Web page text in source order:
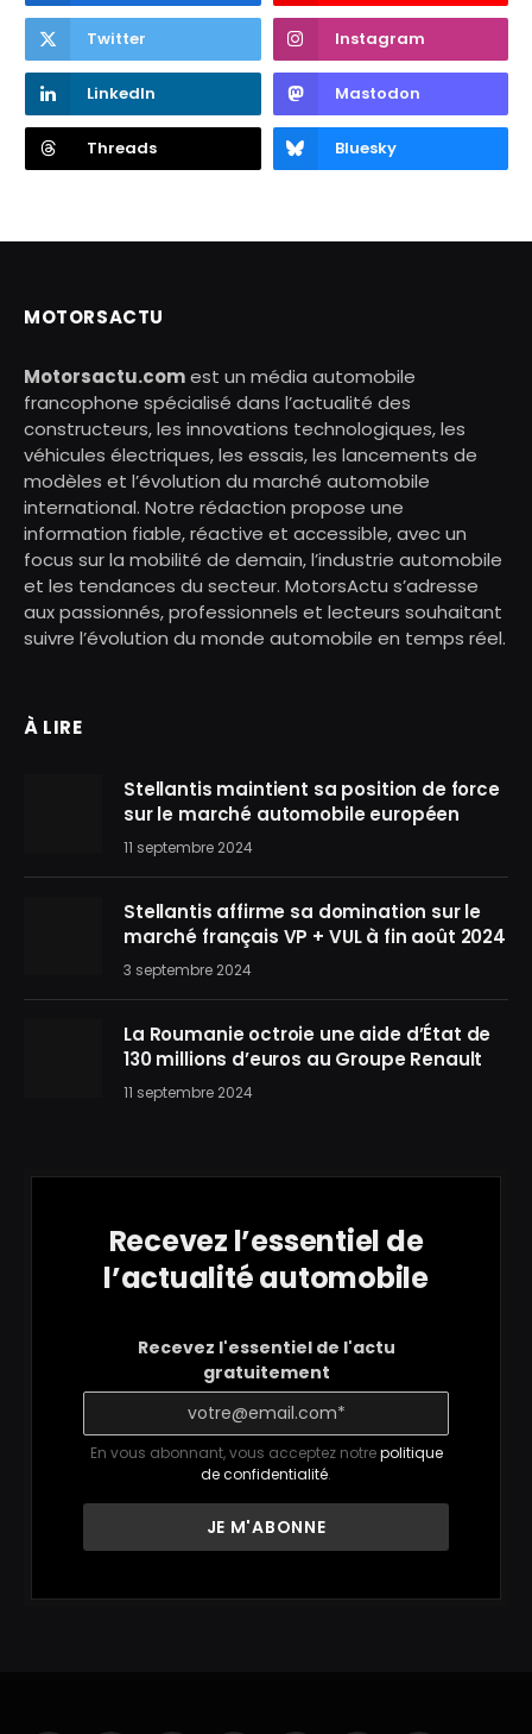
Twitter Instagram
LinkedIn Mastodon
Threads Bluesky
MOTORSACTU
Motorsactu.comest un média automobile
francophone spécialisé dans l’actualité des
constructeurs, les innovations technologiques, les
véhicules électriques, les essais, les lancements de
modèles et l’évolution du marché automobile
international. Notre rédaction propose une
information fiable, réactive et accessible, avec un
focus sur la mobilité de demain, l’industrie automobile
et les tendances du secteur. MotorsActu s’adresse
aux passionnés, professionnels et lecteurs souhaitant
suivre l’évolution du monde automobile en temps réel.
À LIRE
Stellantis maintient sa position de force
sur le marché automobile européen
11 septembre 2024
Stellantis affirme sa domination sur le
marché français VP + VUL à fin août 2024
3 septembre 2024
La Roumanie octroie une aide d’État de
130 millions d’euros au Groupe Renault
11 septembre 2024
Recevez l’essentiel de
l’actualité automobile
Recevez l'essentiel de l'actu
gratuitement
En vous abonnant, vous acceptez notrepolitique
de confidentialité.